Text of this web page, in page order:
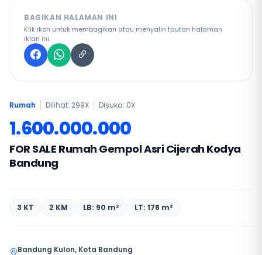
BAGIKAN HALAMAN INI
Klik ikon untuk membagikan atau menyalin tautan halaman
iklan ini.
Rumah Dilihat: 299X Disuka: 0X
1.600.000.000
FOR SALE Rumah Gempol Asri Cijerah Kodya
Bandung
3 KT 2 KM LB: 90 m² LT: 178 m²
Bandung Kulon, Kota Bandung